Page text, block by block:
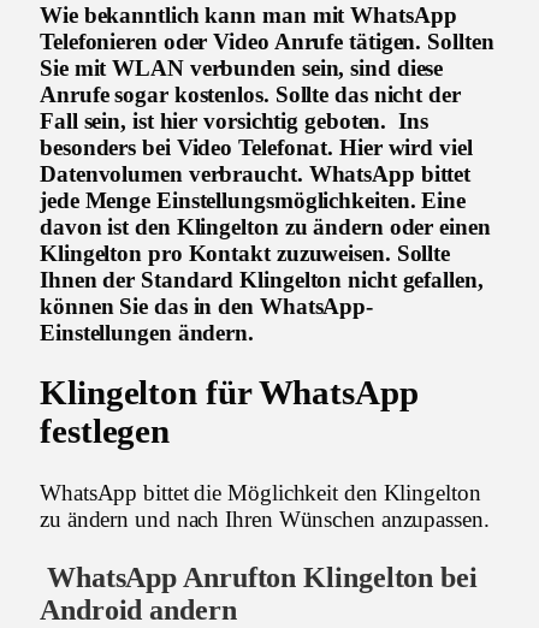
Wie bekanntlich kann man mit WhatsApp
Telefonieren oder Video Anrufe tätigen. Sollten
Sie mit WLAN verbunden sein, sind diese
Anrufe sogar kostenlos. Sollte das nicht der
Fall sein, ist hier vorsichtig geboten. Ins
besonders bei Video Telefonat. Hier wird viel
Datenvolumen verbraucht. WhatsApp bittet
jede Menge Einstellungsmöglichkeiten. Eine
davon ist den Klingelton zu ändern oder einen
Klingelton pro Kontakt zuzuweisen. Sollte
Ihnen der Standard Klingelton nicht gefallen,
können Sie das in den WhatsApp-
Einstellungen ändern.
Klingelton für WhatsApp
festlegen
WhatsApp bittet die Möglichkeit den Klingelton
zu ändern und nach Ihren Wünschen anzupassen.
WhatsApp Anrufton Klingelton bei
Android andern